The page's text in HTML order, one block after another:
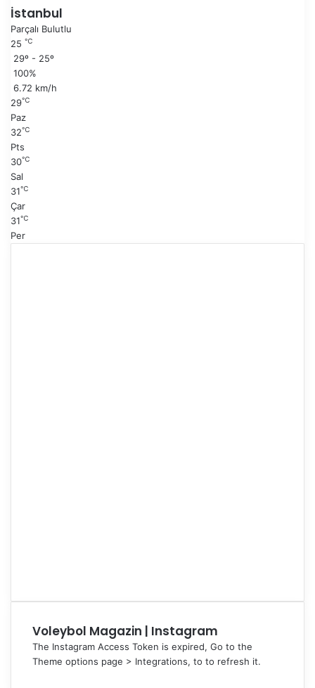
s
a
a
k
i
y
İstanbul
Parçalı Bulutlu
25 ℃
29º - 25º
100%
6.72 km/h
29℃
Paz
32℃
Pts
30℃
Sal
31℃
Çar
31℃
Per
Voleybol Magazin | Instagram
The Instagram Access Token is expired, Go to the
Theme options page > Integrations, to to refresh it.